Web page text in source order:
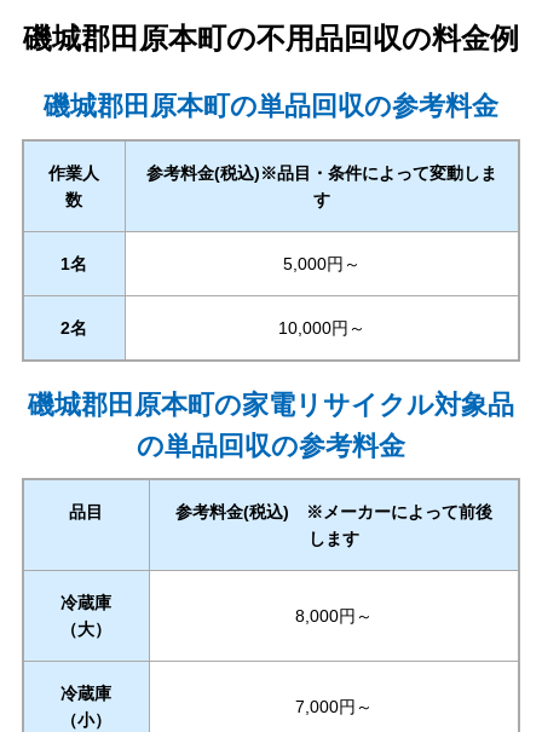
磯城郡田原本町の不用品回収の料金例
磯城郡田原本町の単品回収の参考料金
作業人
数
参考料金(税込)※品目・条件によって変動しま
す
1名 5,000円～
2名 10,000円～
磯城郡田原本町の家電リサイクル対象品
の単品回収の参考料金
品目
参考料金(税込) ※メーカーによって前後
します
冷蔵庫
（大）
8,000円～
冷蔵庫
（小）
7,000円～